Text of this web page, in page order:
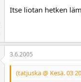
Itse liotan hetken
3.6.2005
(tatjuska @ Kesä. 03